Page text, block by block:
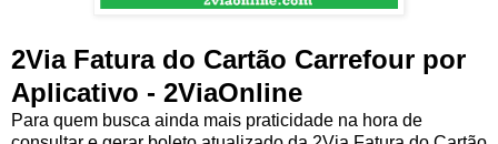
2Via Fatura do Cartão Carrefour por
Aplicativo - 2ViaOnline
Para quem busca ainda mais praticidade na hora de